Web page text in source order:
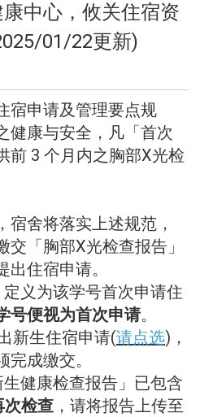
中心，攸关住宿资
01/22更新)
宿申请及管理要点规
健康与安全，凡「首次
前 3 个月内之胸部X光检
舍将落实上述规范，
「胸部X光检查报告」
住宿申请。
义为该学号首次申请住
号便视为首次申请。
新生住宿申请(请点选)，
成缴交。
健康检查报告」已包含
次检查 ，请将报告上传至